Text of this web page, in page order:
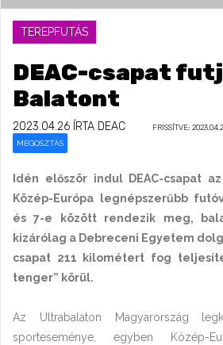
TEREPFUTÁS
DEAC-csapat
Balatont
2023.04.26 ÍRTA DEAC FRISSÍTVE:
MEGOSZTÁS
Idén először indul DEAC-csapat
Közép-Európa legnépszerűbb
és 7-e között rendezik meg,
kizárólag a Debreceni Egyetem
csapat 211 kilométert fog
tenger” körül.
Az Ultrabalaton Magyarország
sporteseménye, egyben Közép-